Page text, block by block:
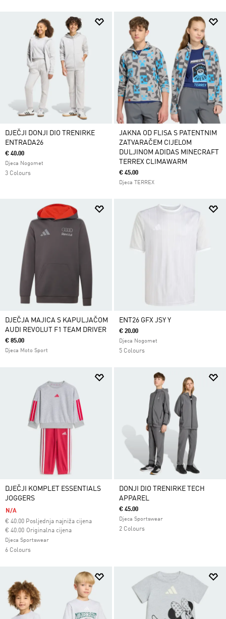
DJEČJI DONJI DIO TRENIRKE
ENTRADA26
€ 40.00
Djeca Nogomet
3 Colours
JAKNA OD FLISA S PATENTNIM
ZATVARAČEM CIJELOM
DULJINOM ADIDAS MINECRAFT
TERREX CLIMAWARM
€ 45.00
Djeca TERREX
DJEČJA MAJICA S KAPULJAČOM
AUDI REVOLUT F1 TEAM DRIVER
€ 85.00
Djeca Moto Sport
ENT26 GFX JSY Y
€ 20.00
Djeca Nogomet
5 Colours
DJEČJI KOMPLET ESSENTIALS
JOGGERS
N/A
€ 40.00 Posljednja najniža cijena
Originalna cijena
Cijena umanjena od
€ 40.00za
Djeca Sportswear
6 Colours
DONJI DIO TRENIRKE TECH
APPAREL
€ 45.00
Djeca Sportswear
2 Colours